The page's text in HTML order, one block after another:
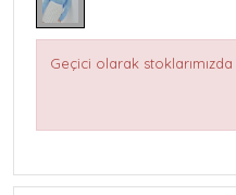
Geçici olarak